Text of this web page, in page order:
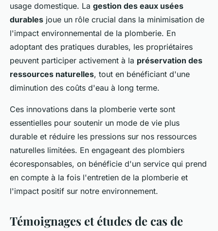
usage domestique. La gestion des eaux usées
durables joue un rôle crucial dans la minimisation de
l'impact environnemental de la plomberie. En
adoptant des pratiques durables, les propriétaires
peuvent participer activement à la préservation des
ressources naturelles, tout en bénéficiant d'une
diminution des coûts d'eau à long terme.
Ces innovations dans la plomberie verte sont
essentielles pour soutenir un mode de vie plus
durable et réduire les pressions sur nos ressources
naturelles limitées. En engageant des plombiers
écoresponsables, on bénéficie d'un service qui prend
en compte à la fois l'entretien de la plomberie et
l'impact positif sur notre environnement.
Témoignages et études de cas de